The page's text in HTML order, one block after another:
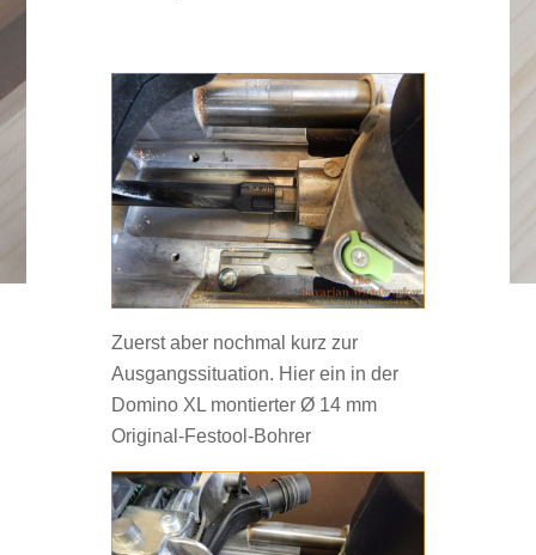
Zuerst aber nochmal kurz zur
Ausgangssituation. Hier ein in der
Domino XL montierter Ø 14 mm
Original-Festool-Bohrer